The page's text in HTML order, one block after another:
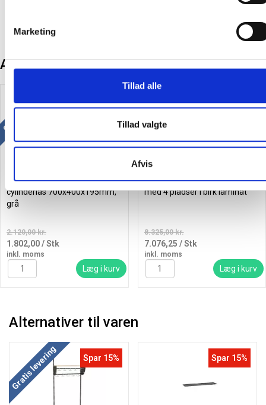
Marketing
Tillad alle
Tillad valgte
Afvis
Andre kunder købte også
Gratis levering
Mobilhotel i stål med 30 rum,
cylinderlås 700x400x195mm,
grå
2.120,00 kr.
1.802,00/ Stk
inkl. moms
Læg i kurv
Gratis levering
Måns garderobe fritstående
med 4 pladser i birk laminat
8.325,00 kr.
7.076,25 / Stk
inkl. moms
Læg i kurv
Alternativer til varen
Gratis levering Spar 15% Spar 15%